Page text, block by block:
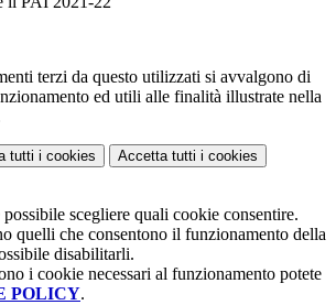
terzi da questo utilizzati si avvalgono di
ed utili alle finalità illustrate nella
tutti i cookies Accetta tutti i cookies
possibile scegliere quali cookie consentire.
quelli che consentono il funzionamento della
disabilitarli.
i cookie necessari al funzionamento potete
POLICY.